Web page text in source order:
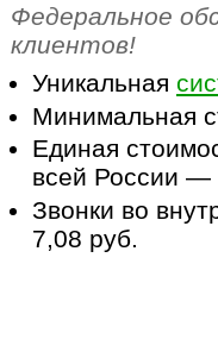
Федеральное
клиентов!
Уникальная
Минимальная
Единая
всей России —
Звонки во
7,08 руб.